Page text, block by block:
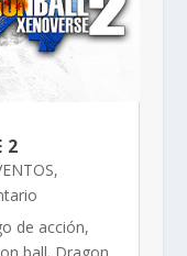
2
,
de acción,